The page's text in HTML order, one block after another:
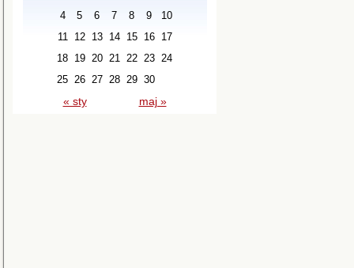
« sty maj »
4
5 6 7 8 9
10
11
12 13 14 15 16
17
18 19 20 21 22 23 24
25 26 27 28 29 30